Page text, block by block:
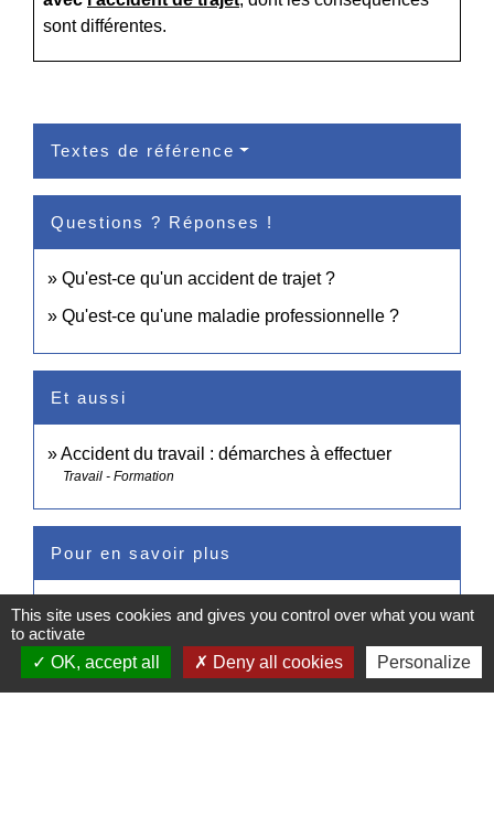
sont différentes.
Textes de référence
Questions ? Réponses !
Qu'est-ce qu'un accident de trajet ?
Qu'est-ce qu'une maladie professionnelle ?
Et aussi
Accident du travail : démarches à effectuer
Travail - Formation
Pour en savoir plus
Accident du travail : démarches et formalités open_in_new
Ameli.fr
Signaler une erreur sur cette page
This site uses cookies and gives you control over what you want
to activate
OK, accept all
Deny all cookies Personalize